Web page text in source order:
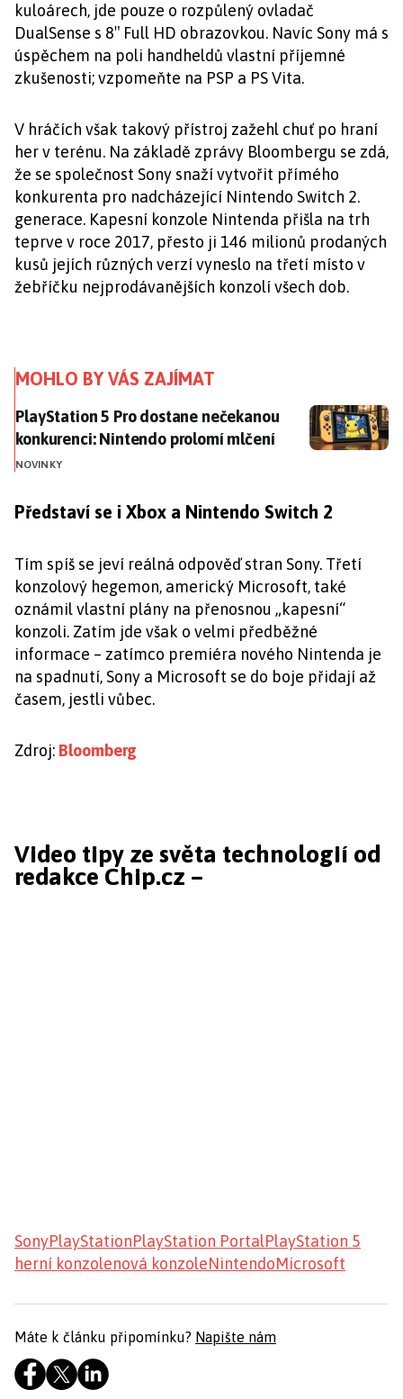
kuloárech, jde pouze o rozpůlený ovladač
DualSense s 8″ Full HD obrazovkou. Navíc Sony má s
úspěchem na poli handheldů vlastní příjemné
zkušenosti; vzpomeňte na PSP a PS Vita.
V hráčích však takový přístroj zažehl chuť po hraní
her v terénu. Na základě zprávy Bloombergu se zdá,
že se společnost Sony snaží vytvořit přímého
konkurenta pro nadcházející Nintendo Switch 2.
generace. Kapesní konzole Nintenda přišla na trh
teprve v roce 2017, přesto ji 146 milionů prodaných
kusů jejích různých verzí vyneslo na třetí místo v
žebříčku nejprodávanějších konzolí všech dob.
MOHLO BY VÁS ZAJÍMAT
PlayStation 5 Pro dostane nečekanou konkurenci:
PlayStation 5 Pro dostane nečekanou
konkurenci: Nintendo prolomí mlčení
NOVINKY
Představí se i Xbox a Nintendo Switch 2
Tím spíš se jeví reálná odpověď stran Sony. Třetí
konzolový hegemon, americký Microsoft, také
oznámil vlastní plány na přenosnou „kapesní“
konzoli. Zatím jde však o velmi předběžné
informace – zatímco premiéra nového Nintenda je
na spadnutí, Sony a Microsoft se do boje přidají až
časem, jestli vůbec.
Zdroj: Bloomberg
Video tipy ze světa technologií od
redakce Chip.cz –
SonyPlayStationPlayStation PortalPlayStation 5
herní konzolenová konzoleNintendoMicrosoft
Máte k článku připomínku? Napište nám